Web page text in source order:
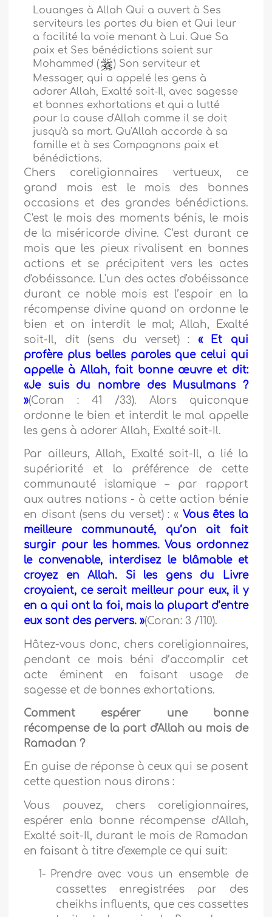
Louanges à Allah Qui a ouvert à Ses
serviteurs les portes du bien et Qui leur
a facilité la voie menant à Lui. Que Sa
paix et Ses bénédictions soient sur
Mohammed (
) Son serviteur et
Messager, qui a appelé les gens à
adorer Allah, Exalté soit-Il, avec sagesse
et bonnes exhortations et qui a lutté
pour la cause d'Allah comme il se doit
jusqu'à sa mort. Qu'Allah accorde à sa
famille et à ses Compagnons paix et
bénédictions.
Chers coreligionnaires vertueux, ce
grand mois est le mois des bonnes
occasions et des grandes bénédictions.
C'est le mois des moments bénis, le mois
de la miséricorde divine. C'est durant ce
mois que les pieux rivalisent en bonnes
actions et se précipitent vers les actes
d'obéissance. L'un des actes d'obéissance
durant ce noble mois est l’espoir en la
récompense divine quand on ordonne le
bien et on interdit le mal; Allah, Exalté
soit-Il, dit (sens du verset) : « Et qui
profère plus belles paroles que celui qui
appelle à Allah, fait bonne œuvre et dit:
«Je suis du nombre des Musulmans ?
»(Coran : 41 /33). Alors quiconque
ordonne le bien et interdit le mal appelle
les gens à adorer Allah, Exalté soit-Il.
Par ailleurs, Allah, Exalté soit-Il, a lié la
supériorité et la préférence de cette
communauté islamique – par rapport
aux autres nations - à cette action bénie
en disant (sens du verset) : « Vous êtes la
meilleure communauté, qu’on ait fait
surgir pour les hommes. Vous ordonnez
le convenable, interdisez le blâmable et
croyez en Allah. Si les gens du Livre
croyaient, ce serait meilleur pour eux, il y
en a qui ont la foi, mais la plupart d’entre
eux sont des pervers. »(Coran: 3 /110).
Hâtez-vous donc, chers coreligionnaires,
pendant ce mois béni d’accomplir cet
acte éminent en faisant usage de
sagesse et de bonnes exhortations.
Comment espérer une bonne
récompense de la part d'Allah au mois de
Ramadan ?
En guise de réponse à ceux qui se posent
cette question nous dirons :
Vous pouvez, chers coreligionnaires,
espérer enla bonne récompense d'Allah,
Exalté soit-Il, durant le mois de Ramadan
en faisant à titre d'exemple ce qui suit:
1- Prendre avec vous un ensemble de
cassettes enregistrées par des
cheikhs influents, que ces cassettes